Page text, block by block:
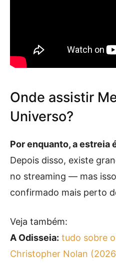
Onde assistir
Universo?
Por enquanto, a estreia
Depois disso, existe
no streaming — mas
confirmado mais perto
Veja também:
A Odisseia: tudo sobre
Christopher Nolan